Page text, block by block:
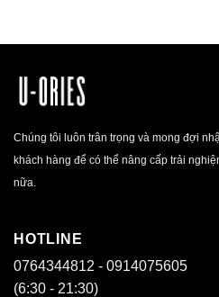
Chúng tôi luôn trân trọng và mong đợi
khách hàng để có thể nâng cấp trải
nữa.
HOTLINE
0764344812 - 0914075605
(6:30 - 21:30)